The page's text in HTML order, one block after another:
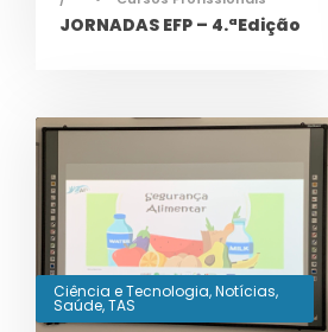
JORNADAS EFP – 4.ªEdição
Ciência e Tecnologia,Notícias,
Saúde,TAS